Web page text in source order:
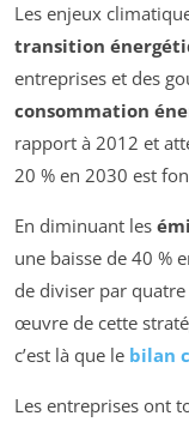
Les enjeux
transition
entreprises et des
consommation
rapport à 2012 et
20 % en 2030 est
En diminuant les
une baisse de 40 %
de diviser par quatre
œuvre de cette
c’est là que le bilan
Les entreprises ont